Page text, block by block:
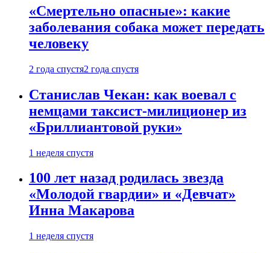
«Смертельно опасные»: какие
заболевания собака может передать
человеку
2 года спустя2 года спустя
Станислав Чекан: как воевал с
немцами таксист-милиционер из
«Бриллиантовой руки»
1 неделя спустя
100 лет назад родилась звезда
«Молодой гвардии» и «Девчат»
Инна Макарова
1 неделя спустя